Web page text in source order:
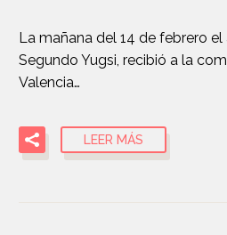
La mañana del 14 de febrero el
Segundo Yugsi, recibió a la
Valencia…
LEER MÁS